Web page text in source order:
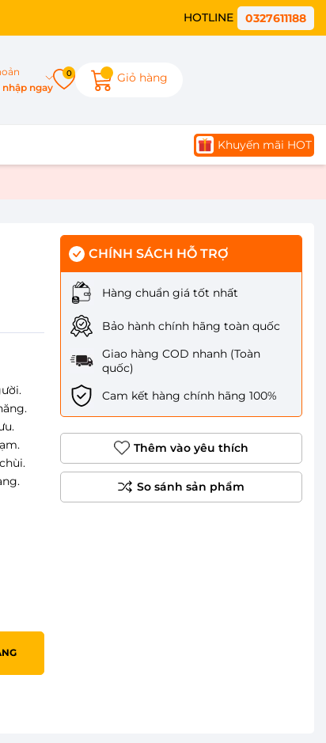
HOTLINE 0327611188
ngay
0 Giỏ hàng
Khuyến mãi HOT
CHÍNH SÁCH HỖ TRỢ
Hàng chuẩn giá tốt nhất
Bảo hành chính hãng toàn quốc
Giao hàng COD nhanh (Toàn
quốc)
Cam kết hàng chính hãng 100%
Thêm vào yêu thích